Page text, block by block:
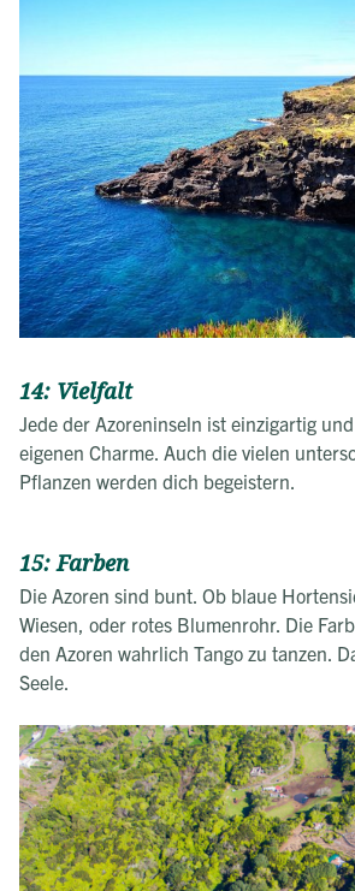
14: Vielfalt
Jede der Azoreninseln ist einzigartig
eigenen Charme. Auch die vielen
Pflanzen werden dich begeistern.
15: Farben
Die Azoren sind bunt. Ob blaue
Wiesen, oder rotes Blumenrohr. Die
den Azoren wahrlich Tango zu tanzen.
Seele.